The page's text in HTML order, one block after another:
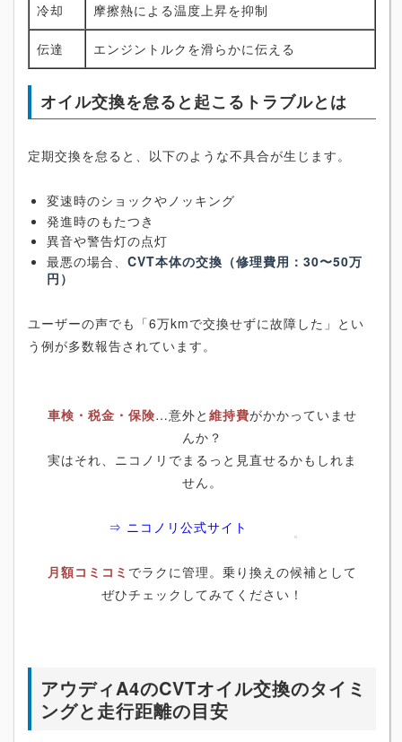
冷却 摩擦熱による温度上昇を抑制
伝達 エンジントルクを滑らかに伝える
オイル交換を怠ると起こるトラブルとは
定期交換を怠ると、以下のような不具合が生じます。
変速時のショックやノッキング
発進時のもたつき
異音や警告灯の点灯
最悪の場合、 CVT本体の交換（修理費用：30〜50万
円）
ユーザーの声でも「6万kmで交換せずに故障した」とい
う例が多数報告されています。
車検・税金・保険…意外と 維持費がかかっていませ
んか？
実はそれ、ニコノリでまるっと見直せるかもしれま
せん。
⇒ ニコノリ公式サイト
月額コミコミ でラクに管理。乗り換えの候補として
ぜひチェックしてみてください！
アウディA4のCVTオイル交換のタイミ
ングと走行距離の目安